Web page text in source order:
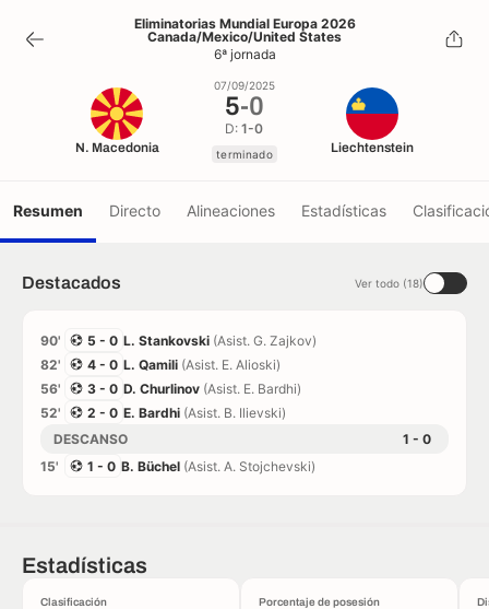
5-0
terminado
Eliminatorias Mundial Europa 2026
Canada/Mexico/United States
6ª jornada
N. Macedonia
07/09/2025
5-0
D:1-0
terminado Liechtenstein
Resumen Directo Alineaciones Estadísticas
Destacados Ver todo (18)
90' 5 - 0 L. Stankovski (Asist. G. Zajkov)
82'
4 - 0 L. Qamili (Asist. E. Alioski)
56'
3 - 0 D. Churlinov (Asist. E. Bardhi)
52'
2 - 0 E. Bardhi (Asist. B. Ilievski)
DESCANSO
1 - 0
15'
1 - 0 B. Büchel (Asist. A. Stojchevski)
Estadísticas
Clasificación Porcentaje de posesión